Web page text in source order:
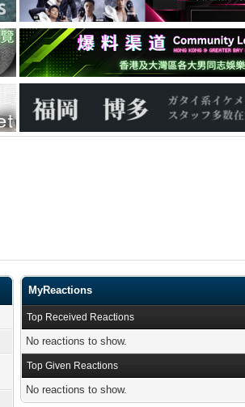
MyReactions
Top Received Reactions
No reactions to show.
Top Given Reactions
No reactions to show.